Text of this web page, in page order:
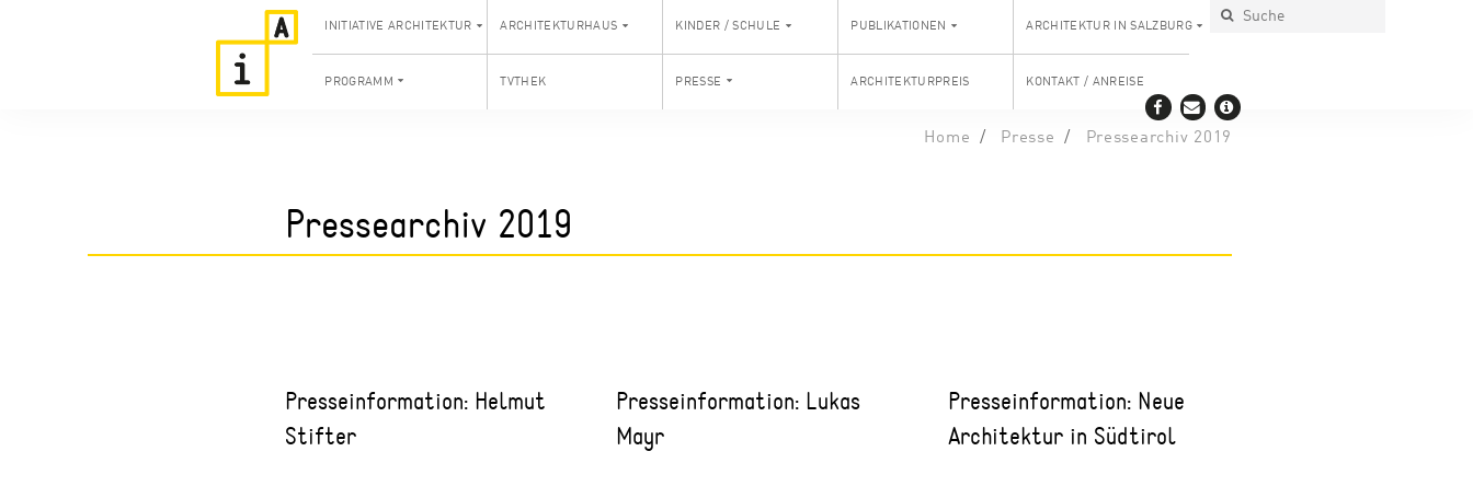
INITIATIVE ARCHITEKTUR ARCHITEKTURHAUS KINDER / SCHULE PUBLIKATIONEN ARCHITEKTUR IN SALZBURG
PROGRAMM TVTHEK PRESSE ARCHITEKTURPREIS KONTAKT / ANREISE
Home Presse Pressearchiv 2019
Pressearchiv 2019
Presseinformation: Helmut
Stifter
Presseinformation: Lukas
Mayr
Presseinformation: Neue
Architektur in Südtirol